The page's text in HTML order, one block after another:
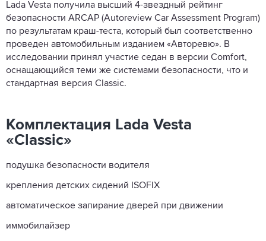
Lada Vesta получила высший 4-звездный рейтинг
безопасности ARCAP (Autoreview Car Assessment Program)
по результатам краш-теста, который был соответственно
проведен автомобильным изданием «Авторевю». В
исследовании принял участие седан в версии Comfort,
оснащающийся теми же системами безопасности, что и
стандартная версия Classic.
Комплектация Lada Vesta
«Classic»
подушка безопасности водителя
крепления детских сидений ISOFIX
автоматическое запирание дверей при движении
иммобилайзер